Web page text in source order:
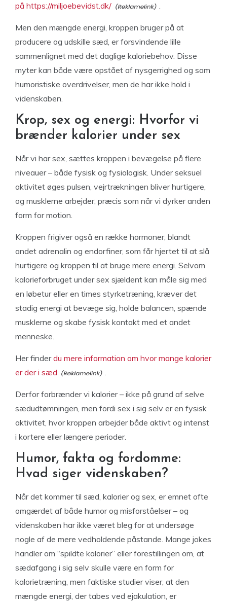
på https://miljoebevidst.dk/
.
Men den mængde energi, kroppen bruger på at
producere og udskille sæd, er forsvindende lille
sammenlignet med det daglige kaloriebehov. Disse
myter kan både være opstået af nysgerrighed og som
humoristiske overdrivelser, men de har ikke hold i
videnskaben.
Krop, sex og energi: Hvorfor vi
brænder kalorier under sex
Når vi har sex, sættes kroppen i bevægelse på flere
niveauer – både fysisk og fysiologisk. Under seksuel
aktivitet øges pulsen, vejrtrækningen bliver hurtigere,
og musklerne arbejder, præcis som når vi dyrker anden
form for motion.
Kroppen frigiver også en række hormoner, blandt
andet adrenalin og endorfiner, som får hjertet til at slå
hurtigere og kroppen til at bruge mere energi. Selvom
kalorieforbruget under sex sjældent kan måle sig med
en løbetur eller en times styrketræning, kræver det
stadig energi at bevæge sig, holde balancen, spænde
musklerne og skabe fysisk kontakt med et andet
menneske.
Her finderdu mere information om hvor mange kalorier
er der i sæd
.
Derfor forbrænder vi kalorier – ikke på grund af selve
sædudtømningen, men fordi sex i sig selv er en fysisk
aktivitet, hvor kroppen arbejder både aktivt og intenst
i kortere eller længere perioder.
Humor, fakta og fordomme:
Hvad siger videnskaben?
Når det kommer til sæd, kalorier og sex, er emnet ofte
omgærdet af både humor og misforståelser – og
videnskaben har ikke været bleg for at undersøge
nogle af de mere vedholdende påstande. Mange jokes
handler om “spildte kalorier” eller forestillingen om, at
sædafgang i sig selv skulle være en form for
kalorietræning, men faktiske studier viser, at den
mængde energi, der tabes ved ejakulation, er